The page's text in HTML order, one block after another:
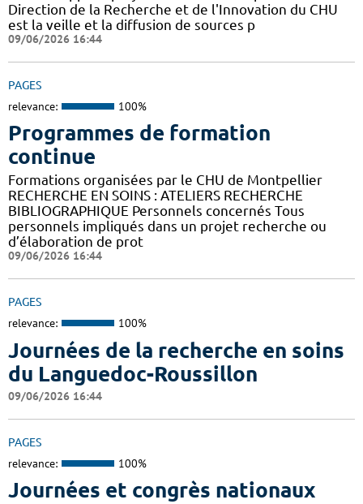
Direction de la Recherche et de l'Innovation du CHU
est la veille et la diffusion de sources p
09/06/2026 16:44
PAGES
relevance: 100%
Programmes de formation
continue
Formations organisées par le CHU de Montpellier
RECHERCHE EN SOINS : ATELIERS RECHERCHE
BIBLIOGRAPHIQUE Personnels concernés Tous
personnels impliqués dans un projet recherche ou
d’élaboration de prot
09/06/2026 16:44
PAGES
relevance: 100%
Journées de la recherche en soins
du Languedoc-Roussillon
09/06/2026 16:44
PAGES
relevance: 100%
Journées et congrès nationaux